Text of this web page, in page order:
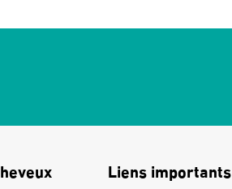
Liens importants